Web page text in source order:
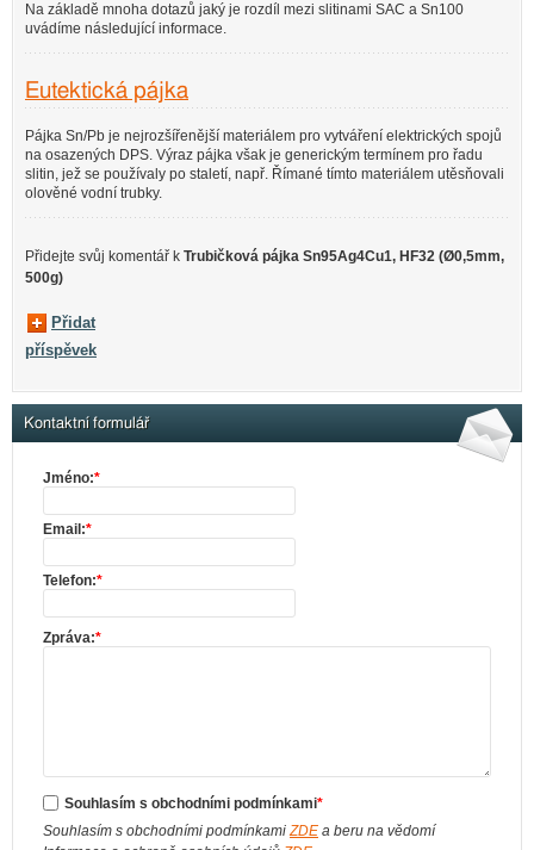
Na základě mnoha dotazů jaký je rozdíl mezi slitinami SAC a Sn100
uvádíme následující informace.
Eutektická pájka
Pájka Sn/Pb je nejrozšířenější materiálem pro vytváření elektrických spojů
na osazených DPS. Výraz pájka však je generickým termínem pro řadu
slitin, jež se používaly po staletí, např. Římané tímto materiálem utěsňovali
olověné vodní trubky.
Přidejte svůj komentář k Trubičková pájka Sn95Ag4Cu1, HF32 (Ø0,5mm,
500g)
Přidat
příspěvek
Kontaktní formulář
Jméno:*
Email:*
Telefon:*
Zpráva:*
Souhlasím s obchodními podmínkami*
Souhlasím s obchodními podmínkamiZDE a beru na vědomí